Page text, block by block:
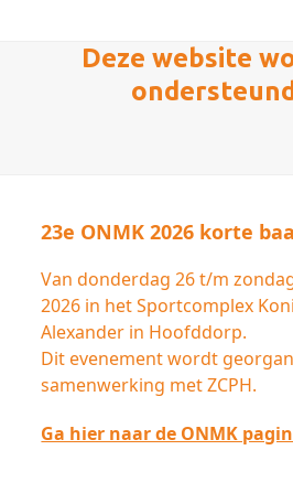
Deze website
23e ONMK 2026 korte
Van donderdag 26 t/m
2026 in het Sportcomplex
Alexander in Hoofddorp.
Dit evenement wordt
samenwerking met ZCPH.
Ga hier naar de ONMK